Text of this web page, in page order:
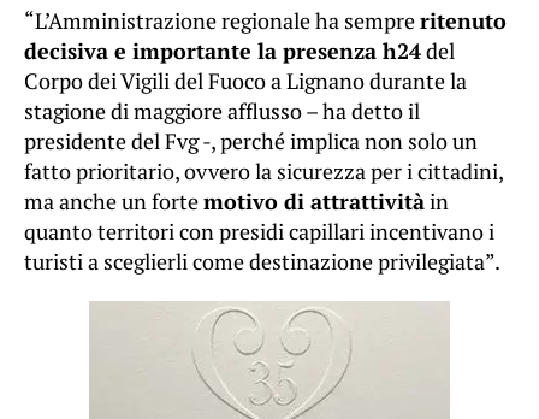
“L’Amministrazione regionale ha sempreritenuto
decisiva e importante la presenza h24del
Corpo dei Vigili del Fuoco a Lignano durante la
stagione di maggiore afflusso – ha detto il
presidente del Fvg -, perché implica non solo un
fatto prioritario, ovvero la sicurezza per i cittadini,
ma anche un fortemotivo di attrattivitàin
quanto territori con presidi capillari incentivano i
turisti a sceglierli come destinazione privilegiata”.